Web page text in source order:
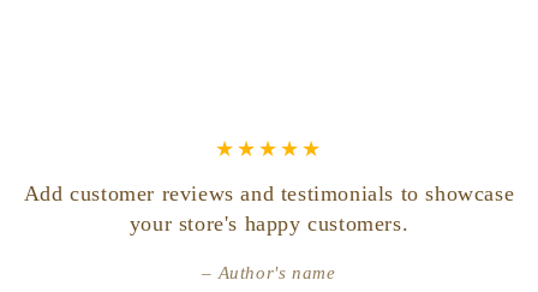
Add customer reviews and testimonials to showcase
your store's happy customers.
Author's name